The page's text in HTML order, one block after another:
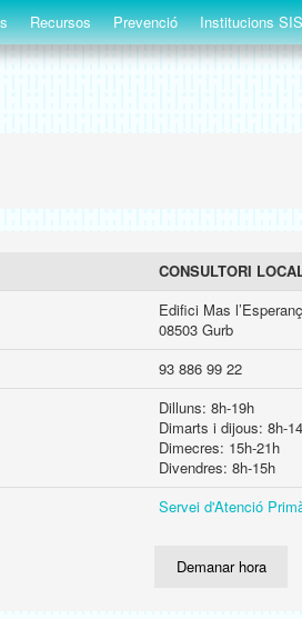
Recursos Prevenció Institucions
CONSULTORI
Edifici Mas
08503 Gurb
93 886 99 22
Dilluns: 8h-19h
Dimarts i dijous: 8h-
Dimecres: 15h-21h
Divendres: 8h-15h
Servei d'Atenció
Demanar hora